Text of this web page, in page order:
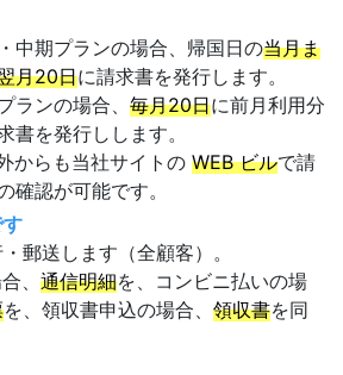
中期プランの場合、帰国日の当月ま
月20日に請求書を発行します。
ランの場合、 毎月20日に前月利用分
書を発行しします。
からも当社サイトの WEB ビルで請
確認が可能です。
郵送します（全顧客）。
、 通信明細を、コンビニ払いの場
を、領収書申込の場合、 領収書を同